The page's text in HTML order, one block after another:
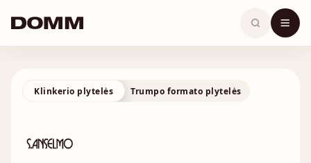
content
Klinkerio plytelės Trumpo formato plytelės